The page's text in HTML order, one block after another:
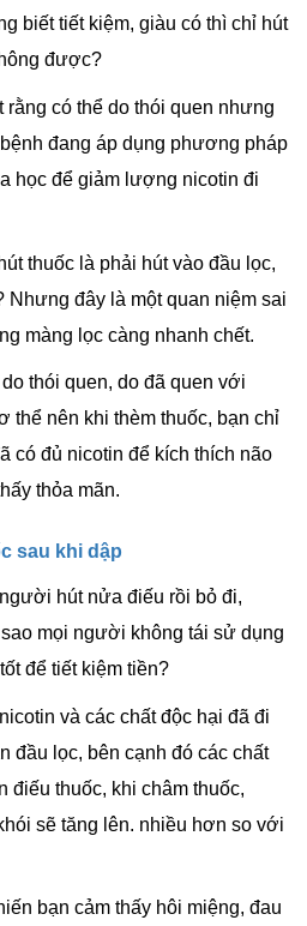
biết tiết kiệm, giàu có thì chỉ hút
được?
rằng có thể do thói quen nhưng
đang áp dụng phương pháp
học để giảm lượng nicotin đi
thuốc là phải hút vào đầu lọc,
Nhưng đây là một quan niệm sai
màng lọc càng nhanh chết.
thói quen, do đã quen với
thể nên khi thèm thuốc, bạn chỉ
có đủ nicotin để kích thích não
thỏa mãn.
sau khi dập
hút nửa điếu rồi bỏ đi,
mọi người không tái sử dụng
để tiết kiệm tiền?
và các chất độc hại đã đi
đầu lọc, bên cạnh đó các chất
điếu thuốc, khi châm thuốc,
sẽ tăng lên. nhiều hơn so với
bạn cảm thấy hôi miệng, đau